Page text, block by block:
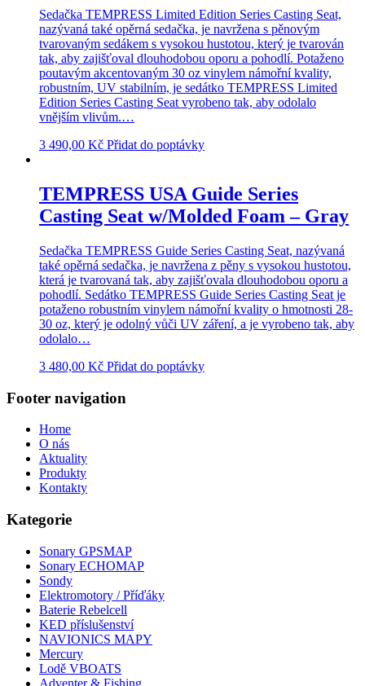
Sedačka TEMPRESS Limited Edition Series Casting Seat,
nazývaná také opěrná sedačka, je navržena s pěnovým
tvarovaným sedákem s vysokou hustotou, který je tvarován
tak, aby zajišťoval dlouhodobou oporu a pohodlí. Potaženo
poutavým akcentovaným 30 oz vinylem námořní kvality,
robustním, UV stabilním, je sedátko TEMPRESS Limited
Edition Series Casting Seat vyrobeno tak, aby odolalo
vnějším vlivům.…
3 490,00 Kč Přidat do poptávky
TEMPRESS USA Guide Series
Casting Seat w/Molded Foam – Gray
Sedačka TEMPRESS Guide Series Casting Seat, nazývaná
také opěrná sedačka, je navržena z pěny s vysokou hustotou,
která je tvarovaná tak, aby zajišťovala dlouhodobou oporu a
pohodlí. Sedátko TEMPRESS Guide Series Casting Seat je
potaženo robustním vinylem námořní kvality o hmotnosti 28-
30 oz, který je odolný vůči UV záření, a je vyrobeno tak, aby
odolalo…
3 480,00 Kč Přidat do poptávky
Footer navigation
Home
O nás
Aktuality
Produkty
Kontakty
Kategorie
Sonary GPSMAP
Sonary ECHOMAP
Sondy
Elektromotory / Příďáky
Baterie Rebelcell
KED příslušenství
NAVIONICS MAPY
Mercury
Lodě VBOATS
Adventer & Fishing